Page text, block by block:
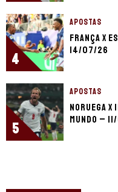
4
APOSTAS
França x
14/07/26
5
APOSTAS
Noruega
Mundo –